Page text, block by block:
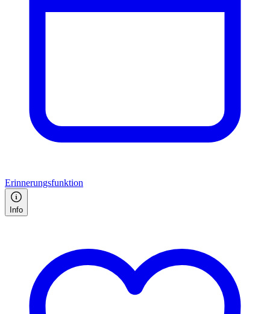
Erinnerungsfunktion
Info